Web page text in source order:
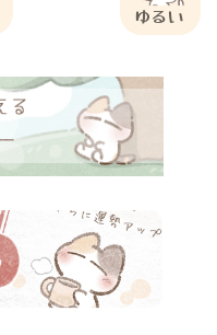
ゆるい